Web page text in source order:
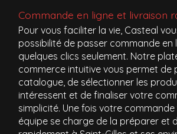
Commande en ligne et livraison
Pour vous faciliter la vie, Casteal
possibilité de passer commande en
quelques clics seulement. Notre
commerce intuitive vous permet de
catalogue, de sélectionner les
intéressent et de finaliser votre
simplicité. Une fois votre
équipe se charge de la préparer et